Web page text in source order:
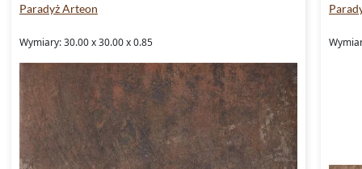
Paradyż Arteon
Wymiary: 30.00 x 30.00 x 0.85